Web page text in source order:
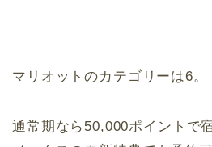
マリオットのカテゴリーは6。
通常期なら50,000ポイントで